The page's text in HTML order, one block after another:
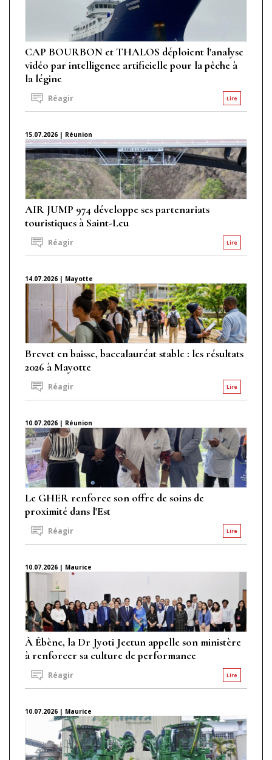
CAP BOURBON et THALOS déploient l'analyse
vidéo par intelligence artificielle pour la pêche à
la légine
Lire
Réagir
15.07.2026 | Réunion
AIR JUMP 974 développe ses partenariats
touristiques à Saint-Leu
Lire
Réagir
14.07.2026 | Mayotte
Brevet en baisse, baccalauréat stable : les résultats
2026 à Mayotte
Lire
Réagir
10.07.2026 | Réunion
Le GHER renforce son offre de soins de
proximité dans l'Est
Lire
Réagir
10.07.2026 | Maurice
À Ébène, la Dr Jyoti Jeetun appelle son ministère
à renforcer sa culture de performance
Lire
Réagir
10.07.2026 | Maurice